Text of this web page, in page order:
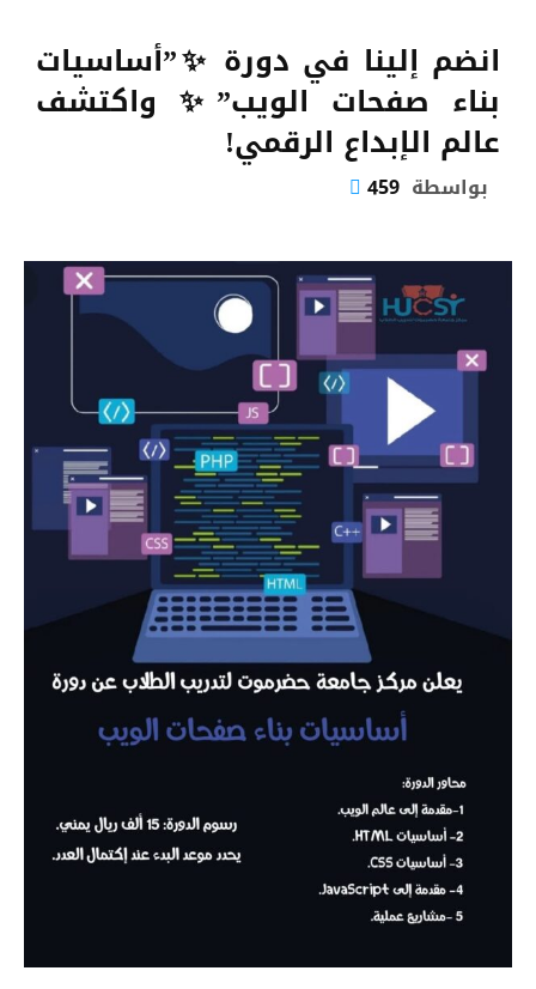
انضم إلينا في دورة ✨”أساسيات
بناء صفحات الويب”✨ واكتشف
عالم الإبداع الرقمي!
بواسطة 459